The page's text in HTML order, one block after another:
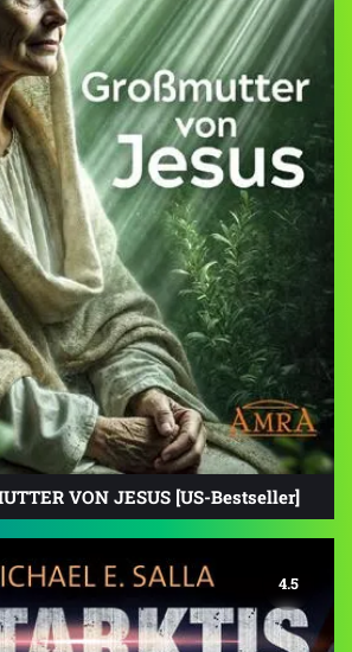
VON JESUS [US-Bestseller]
4.5